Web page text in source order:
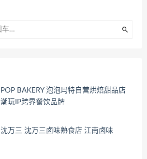
POP BAKERY 泡泡玛特自营烘焙甜品店
潮玩IP跨界餐饮品牌
沈万三 沈万三卤味熟食店 江南卤味